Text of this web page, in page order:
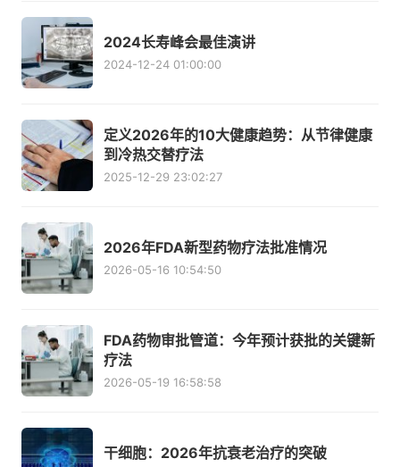
2024长寿峰会最佳演讲
2024-12-24 01:00:00
定义2026年的10大健康趋势：从节律健康
到冷热交替疗法
2025-12-29 23:02:27
2026年FDA新型药物疗法批准情况
2026-05-16 10:54:50
FDA药物审批管道：今年预计获批的关键新
疗法
2026-05-19 16:58:58
干细胞：2026年抗衰老治疗的突破